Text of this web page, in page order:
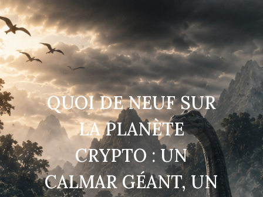
QUOI DE NEUF SUR
LA PLANÈTE
CRYPTO : UN
CALMAR GÉANT, UN